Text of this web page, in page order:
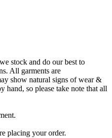
stock and do our best to
All garments are
show natural signs of wear &
hand, so please take note that all
placing your order.